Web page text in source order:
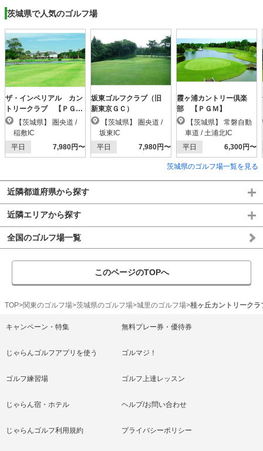
茨城県で人気のゴルフ場
ザ・インペリアル カン
トリークラブ 【ＰＧ
Ｍ】
稲敷IC
平日
7,980円〜
坂東ゴルフクラブ（旧
新東京ＧＣ）
坂東IC
平日
7,980円〜
霞ヶ浦カントリー倶楽
部 【ＰＧＭ】
車道 / 土浦北IC
平日
6,300円〜
茨城県のゴルフ場一覧を見る
近隣都道府県から探す
近隣エリアから探す
全国のゴルフ場一覧
このページのTOPへ
TOP 関東のゴルフ場 茨城県のゴルフ場 城里のゴルフ場 桂ヶ丘カントリークラ
キャンペーン・特集 無料プレー券・優待券
じゃらんゴルフアプリを使う ゴルマジ！
ゴルフ練習場 ゴルフ上達レッスン
じゃらん宿・ホテル ヘルプ/お問い合わせ
じゃらんゴルフ利用規約 プライバシーポリシー